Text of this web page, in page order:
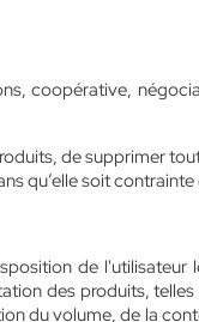
coopérative,
de supprimer
qu’elle soit contrainte
de
des produits,
du volume, de la